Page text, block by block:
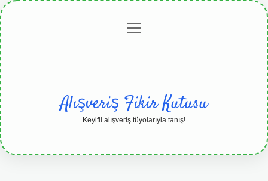
Gizlilikmenüyü
Alışveriş Fikir Kutusu
Keyifli alışveriş tüyolarıyla tanış!